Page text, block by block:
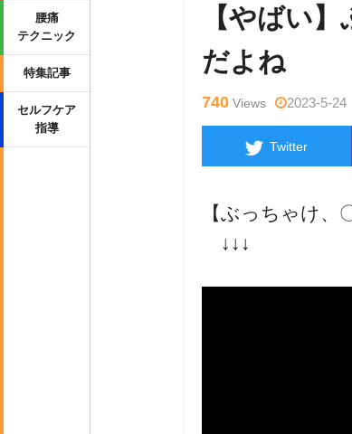
腰痛
テクニック
特集記事
セルフケア
指導
【やばい
だよね
740 Views 2023-5-24
Twitter
【ぶっちゃけ、
↓↓↓